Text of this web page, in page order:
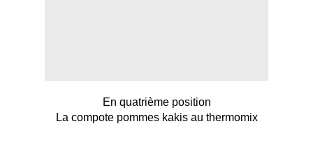
En quatrième position
La compote pommes kakis au thermomix